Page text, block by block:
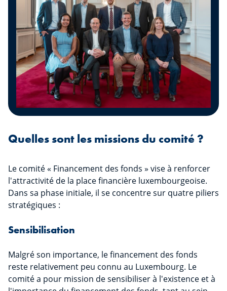
Quelles sont les missions du comité ?
Le comité « Financement des fonds » vise à renforcer
l'attractivité de la place financière luxembourgeoise.
Dans sa phase initiale, il se concentre sur quatre piliers
stratégiques :
Sensibilisation
Malgré son importance, le financement des fonds
reste relativement peu connu au Luxembourg. Le
comité a pour mission de sensibiliser à l'existence et à